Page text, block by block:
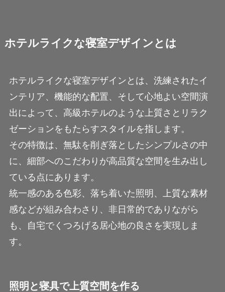
ホテルライクな寝室デザインとは
ホテルライクな寝室デザインとは、洗練されたイ
ンテリア、機能的な配置、そして心地よい空間演
出によって、高級ホテルのような上質さとリラク
ゼーションをもたらすスタイルを指します。
その特徴は、無駄を削ぎ落としたシンプルさの中
に、細部へのこだわりが高品質な空間を生み出し
ている点にあります。
統一感のある色彩、落ち着いた照明、上質な素材
感などが組み合わさり、非日常的でありながら
も、自宅でくつろげる居心地の良さを実現しま
す。
照明と寝具で上質空間を作る